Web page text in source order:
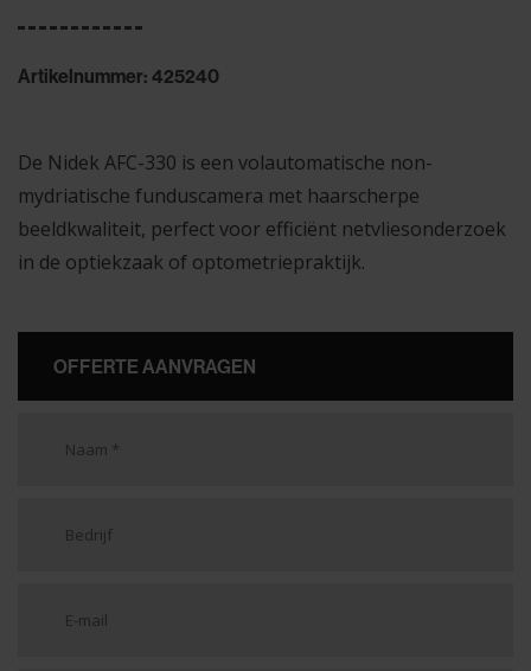
Artikelnummer: 425240
De Nidek AFC-330 is een volautomatische non-
mydriatische funduscamera met haarscherpe
beeldkwaliteit, perfect voor efficiënt netvliesonderzoek
in de optiekzaak of optometriepraktijk.
OFFERTE AANVRAGEN